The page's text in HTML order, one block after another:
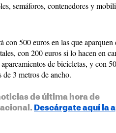
semáforos, contenedores y
con 500 euros en las que aparquen
con 200 euros si lo hacen en
de bicicletas, y con 50
de 3 metros de ancho.
de última hora de
Descárgate aquí la